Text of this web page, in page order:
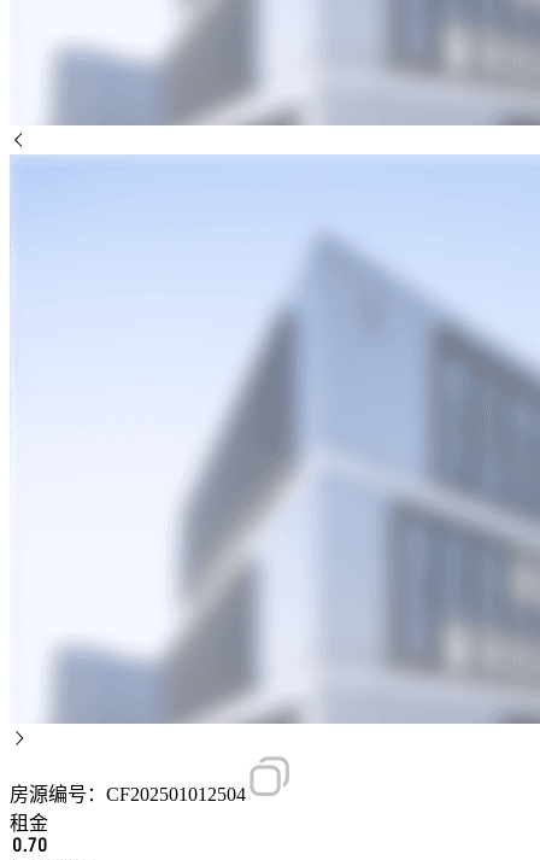
房源编号：CF202501012504
租金
0.70